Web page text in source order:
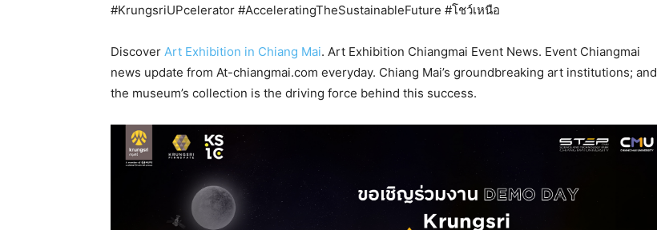
#KrungsriUPcelerator #AcceleratingTheSustainableFuture #โชว์เหนือ
Discover Art Exhibition in Chiang Mai. Art Exhibition Chiangmai Event News. Event Chiangmai
news update from At-chiangmai.com everyday. Chiang Mai’s groundbreaking art institutions; and
the museum’s collection is the driving force behind this success.